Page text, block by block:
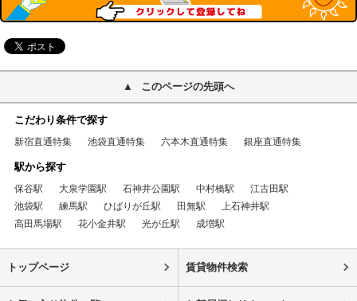
このページの先頭へ
こだわり条件で探す
新宿直通特集 池袋直通特集 六本木直通特集 銀座直通特集
駅から探す
保谷駅 大泉学園駅 石神井公園駅 中村橋駅
江古田駅
池袋駅
練馬駅 ひばりが丘駅 田無駅
上石神井駅
高田馬場駅
花小金井駅 光が丘駅 成増駅
トップページ 賃貸物件検索